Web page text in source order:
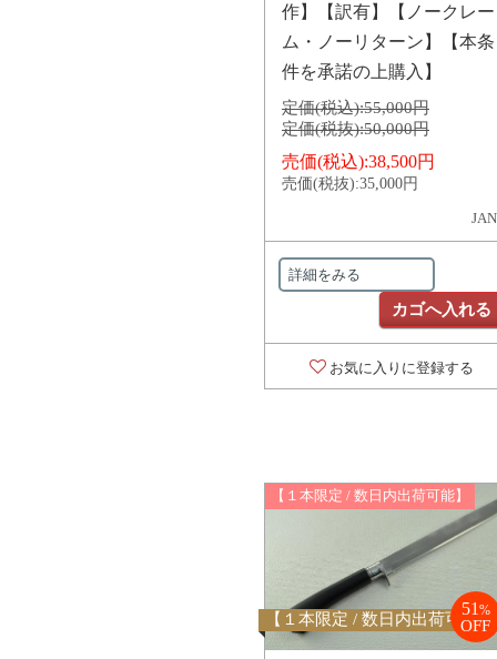
作】【訳有】【ノークレー
ム・ノーリターン】【本条
件を承諾の上購入】
定価(税込):55,000円
定価(税抜):50,000円
売価(税込):38,500円
売価(税抜):35,000円
詳細をみる
カゴへ入れる
お気に入りに登録する
【１本限定 / 数日内出荷可能】
【１本限定 / 数日内出荷可能】
51 %
OFF